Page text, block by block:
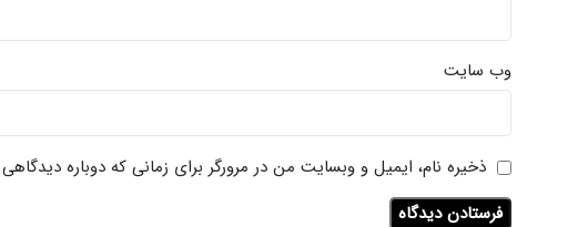
وب‌ سایت
ذخیره نام، ایمیل و وبسایت من در مرورگر برای زمانی که دوباره